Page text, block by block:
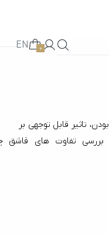
0
EN
بودن، تاثیر قابل توجهی بر
مات و قاشق و چنگال براق هستند که هر